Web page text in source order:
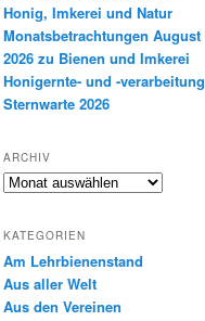
Honig, Imkerei und Natur
Monatsbetrachtungen August
2026 zu Bienen und Imkerei
Honigernte- und -verarbeitung
Sternwarte 2026
ARCHIV
Archiv
KATEGORIEN
Am Lehrbienenstand
Aus aller Welt
Aus den Vereinen